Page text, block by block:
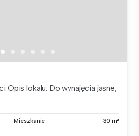
Opis lokalu: Do wynajęcia jasne,
Mieszkanie 30 m²